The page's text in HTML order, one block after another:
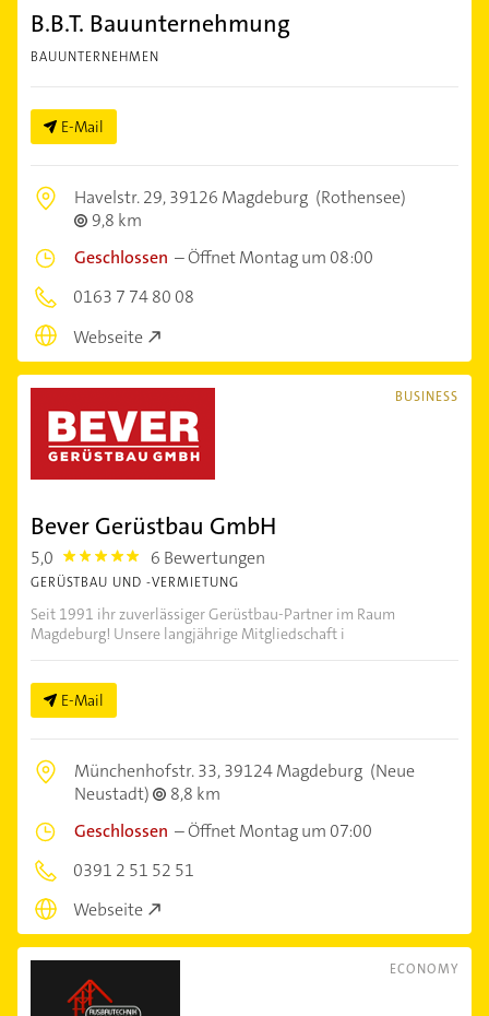
B.B.T. Bauunternehmung
BAUUNTERNEHMEN
E-Mail
Havelstr. 29,39126 Magdeburg (Rothensee)
9,8 km
Geschlossen –Öffnet Montag um 08:00
0163 7 74 80 08
Webseite
BUSINESS
Bever Gerüstbau GmbH
5,0 5.0 6 Bewertungen
GERÜSTBAU UND -VERMIETUNG
Seit 1991 ihr zuverlässiger Gerüstbau-Partner im Raum
Magdeburg! Unsere langjährige Mitgliedschaft i
E-Mail
Münchenhofstr. 33,39124 Magdeburg (Neue
Neustadt)
8,8 km
Geschlossen –Öffnet Montag um 07:00
0391 2 51 52 51
Webseite
ECONOMY